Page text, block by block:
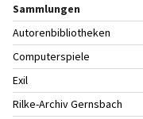
Sammlungen
Autorenbibliotheken
Computerspiele
Exil
Rilke-Archiv Gernsbach